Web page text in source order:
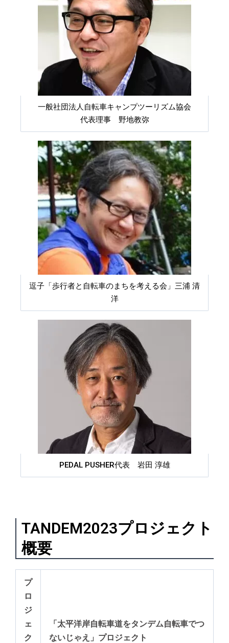
一般社団法人自転車キャンプツーリズム協会
代表理事 野地教弥
逗子「歩行者と自転車のまちを考える会」三浦 清
洋
PEDAL PUSHER代表 岩田 淳雄
TANDEM2023プロジェクト
概要
プ
ロ
ジ
ェ
ク
「太平洋岸自転車道をタンデム自転車でつ
ないじゃえ」プロジェクト